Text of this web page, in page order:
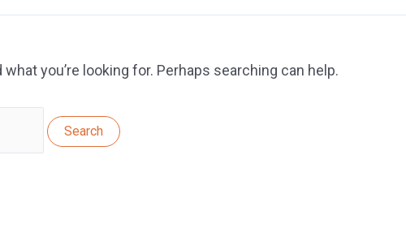
what you’re looking for. Perhaps searching can help.